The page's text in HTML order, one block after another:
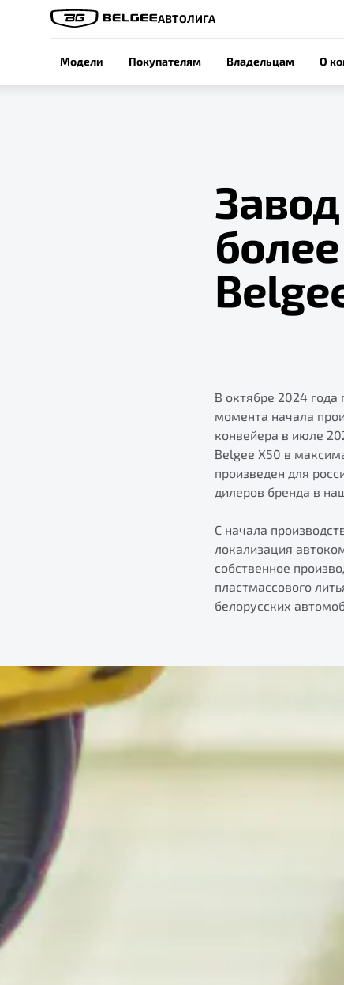
АВТОЛИГА
Модели Покупателям Владельцам О
В октябре 2024
момента начала
конвейера в июле
Belgee X50 в
произведен для
дилеров бренда в
С начала
локализация
собственное
пластмассового
белорусских